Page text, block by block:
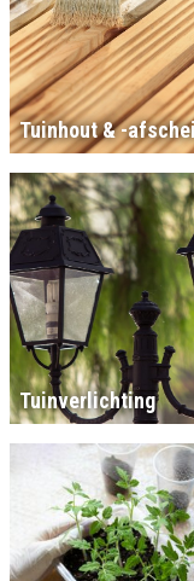
Tuinhout & -
Tuinverlichting